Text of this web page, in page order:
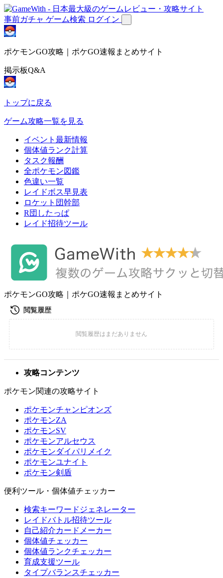
事前ガチャ ゲーム検索 ログイン
ポケモンGO攻略｜ポケGO速報まとめサイト
掲示板Q&A
トップに戻る
ゲーム攻略一覧を見る
イベント最新情報
個体値ランク計算
タスク報酬
全ポケモン図鑑
色違い一覧
レイドボス早見表
ロケット団幹部
R団したっぱ
レイド招待ツール
ポケモンGO攻略｜ポケGO速報まとめサイト
攻略コンテンツ
ポケモン関連の攻略サイト
ポケモンチャンピオンズ
ポケモンZA
ポケモンSV
ポケモンアルセウス
ポケモンダイパリメイク
ポケモンユナイト
ポケモン剣盾
便利ツール・個体値チェッカー
検索キーワードジェネレーター
レイドバトル招待ツール
自己紹介カードメーカー
個体値チェッカー
個体値ランクチェッカー
育成支援ツール
タイプバランスチェッカー